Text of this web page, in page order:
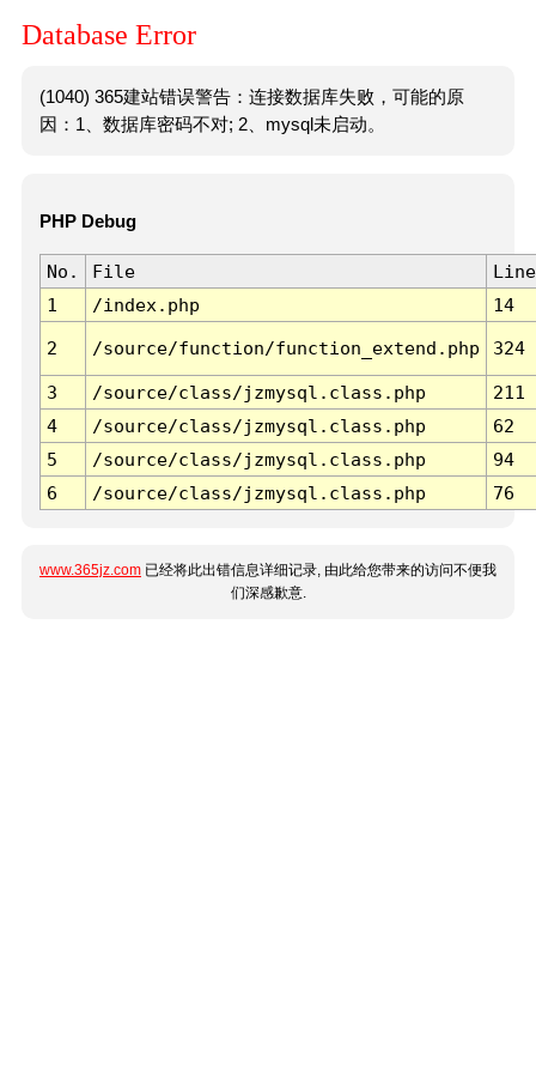
Database Error
(1040) 365建站错误警告：连接数据库失败，可能的原
因：1、数据库密码不对; 2、mysql未启动。
PHP Debug
No. File
Line
1
/index.php 14
2 /source/function/function_extend.php 324
3 /source/class/jzmysql.class.php
211
4
/source/class/jzmysql.class.php
62
5
/source/class/jzmysql.class.php
94
6
/source/class/jzmysql.class.php 76
www.365jz.com 已经将此出错信息详细记录, 由此给您带来的访问不便我
们深感歉意.